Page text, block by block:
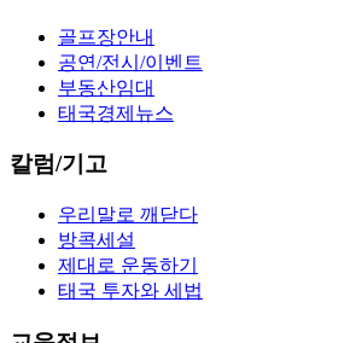
골프장안내
공연/전시/이벤트
부동산임대
태국경제뉴스
칼럼/기고
우리말로 깨닫다
방콕세설
제대로 운동하기
태국 투자와 세법